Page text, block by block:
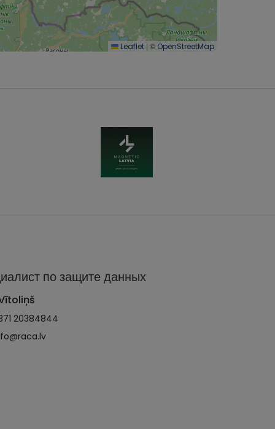
Leaflet | © OpenStreetMap
по защите данных
20384844